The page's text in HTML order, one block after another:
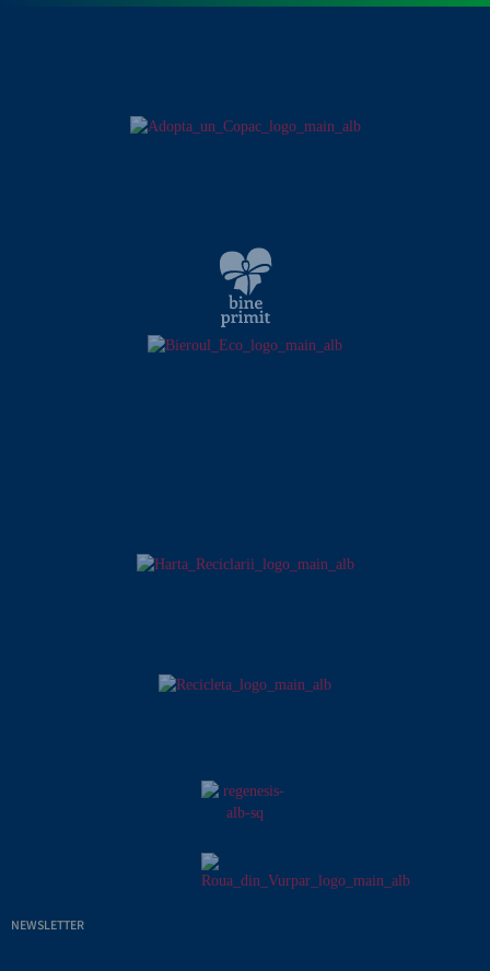
NEWSLETTER